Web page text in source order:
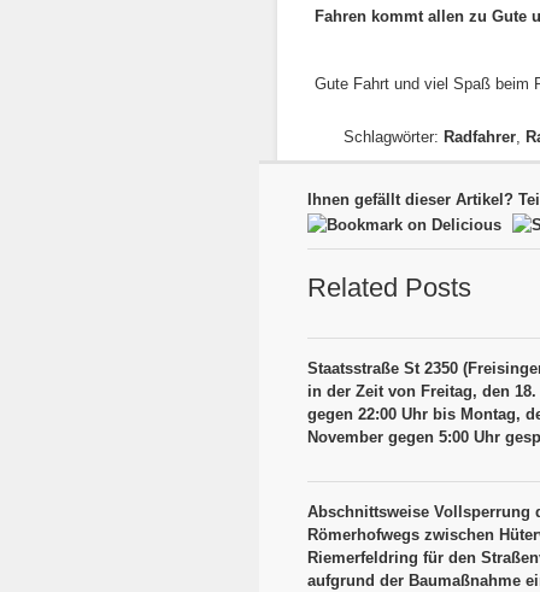
Fahren kommt allen zu Gute
Gute Fahrt und viel Spaß beim
Schlagwörter: Radfahrer,
Ihnen gefällt dieser Artikel?
Related Posts
Staatsstraße St 2350
in der Zeit von Freitag, den
gegen 22:00 Uhr bis Montag,
November gegen 5:00 Uhr
Abschnittsweise Vollsperrung
Römerhofwegs zwischen
Riemerfeldring für den
aufgrund der Baumaßnahme